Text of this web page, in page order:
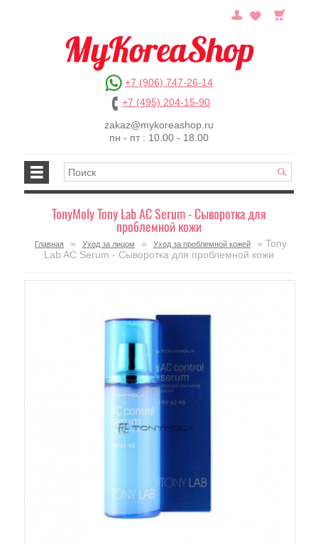
+7 (906) 747-26-14
+7 (495) 204-15-90
zakaz@mykoreashop.ru
пн - пт : 10.00 - 18.00
TonyMoly Tony Lab AC Serum - Сыворотка для
проблемной кожи
Главная » Уход за лицом » Уход за проблемной кожей
» Tony
Lab AC Serum - Сыворотка для проблемной кожи